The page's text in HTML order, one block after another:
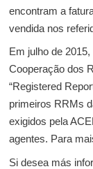
encontram a
vendida nos
Em julho de
Cooperação dos
“Registered
primeiros RRMs
exigidos pela
agentes. Para
Si desea más